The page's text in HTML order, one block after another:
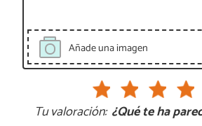
Añade una imagen
Tu valoración: ¿Qué te ha